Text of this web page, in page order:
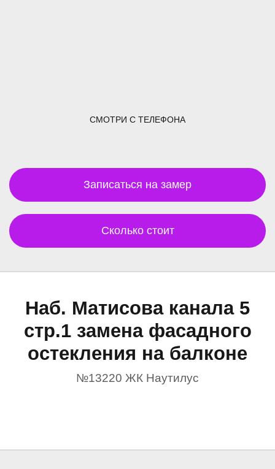
СМОТРИ С ТЕЛЕФОНА
Записаться на замер
Сколько стоит
Наб. Матисова канала 5
стр.1 замена фасадного
остекления на балконе
№13220 ЖК Наутилус